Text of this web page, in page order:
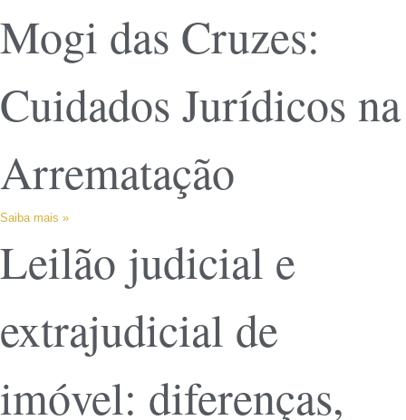
Mogi das Cruzes:
Cuidados Jurídicos na
Arrematação
Saiba mais »
Leilão judicial e
extrajudicial de
imóvel: diferenças,